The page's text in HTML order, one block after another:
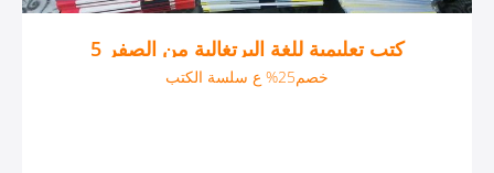
5 كتب تعليمية للغة البرتغالية من الصفر
خصم25% ع سلسة الكتب